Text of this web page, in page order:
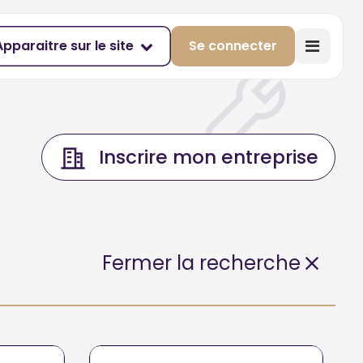
sur le site Se connecter
Inscrire mon entreprise
Fermer la recherche